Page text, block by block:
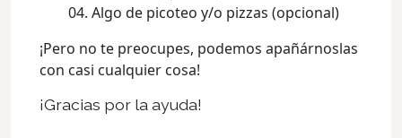
Algo de picoteo y/o pizzas (opcional)
¡Pero no te preocupes, podemos apañárnoslas
con casi cualquier cosa!
¡Gracias por la ayuda!